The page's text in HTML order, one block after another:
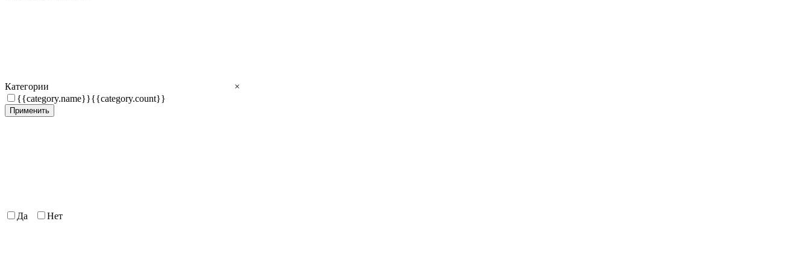
Категории
×
{{category.name}}{{category.count}}
Применить
Да Нет